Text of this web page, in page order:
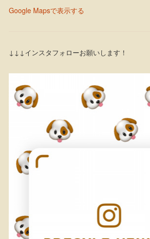
Google Mapsで表示する
↓↓↓インスタフォローお願いします！